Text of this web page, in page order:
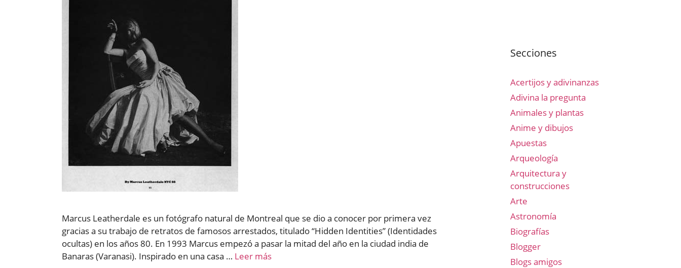
Marcus Leatherdale es un fotógrafo natural de Montreal que se dio a conocer por primera vez
gracias a su trabajo de retratos de famosos arrestados, titulado “Hidden Identities” (Identidades
ocultas) en los años 80. En 1993 Marcus empezó a pasar la mitad del año en la ciudad india de
Banaras (Varanasi). Inspirado en una casa … Leer más
Secciones
Acertijos y adivinanzas
Adivina la pregunta
Animales y plantas
Anime y dibujos
Apuestas
Arqueología
Arquitectura y
construcciones
Arte
Astronomía
Biografías
Blogger
Blogs amigos